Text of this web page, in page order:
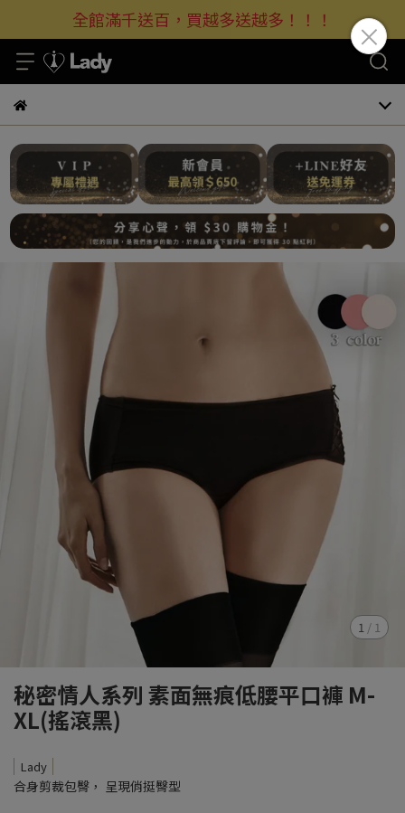
全館滿千送百，買越多送越多！！！
1 / 1
秘密情人系列 素面無痕低腰平口褲 M-
XL(搖滾黑)
Lady
合身剪裁包臀， 呈現俏挺臀型